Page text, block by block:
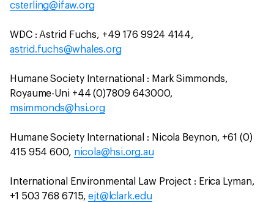
csterling@ifaw.org
WDC : Astrid Fuchs, +49 176 9924 4144,
astrid.fuchs@whales.org
Humane Society International : Mark Simmonds,
Royaume-Uni +44 (0)7809 643000,
msimmonds@hsi.org
Humane Society International : Nicola Beynon, +61 (0)
415 954 600, nicola@hsi.org.au
International Environmental Law Project : Erica Lyman,
+1 503 768 6715,ejt@lclark.edu